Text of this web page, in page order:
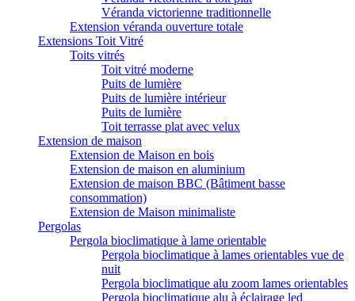
Véranda victorienne traditionnelle
Extension véranda ouverture totale
Extensions Toit Vitré
Toits vitrés
Toit vitré moderne
Puits de lumière
Puits de lumière intérieur
Puits de lumière
Toit terrasse plat avec velux
Extension de maison
Extension de Maison en bois
Extension de maison en aluminium
Extension de maison BBC (Bâtiment basse
consommation)
Extension de Maison minimaliste
Pergolas
Pergola bioclimatique à lame orientable
Pergola bioclimatique à lames orientables vue de
nuit
Pergola bioclimatique alu zoom lames orientables
Pergola bioclimatique alu à éclairage led